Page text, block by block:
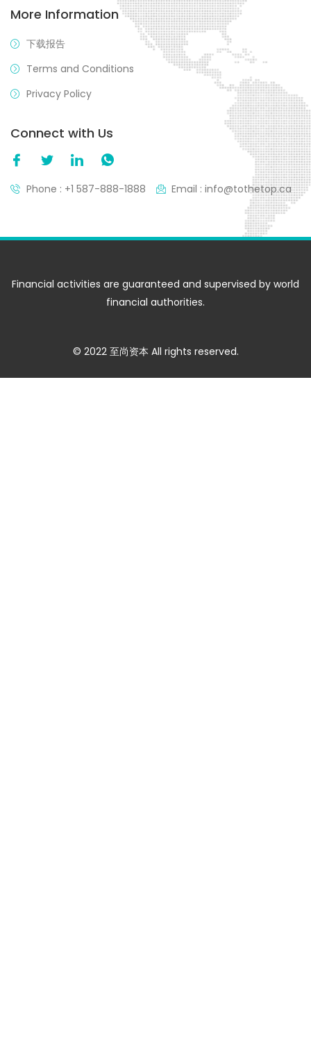
More Information
下载报告
Terms and Conditions
Privacy Policy
Connect with Us
Phone : +1 587-888-1888 Email : info@tothetop.ca
Financial activities are guaranteed and supervised by world
financial authorities.
© 2022 至尚资本 All rights reserved.